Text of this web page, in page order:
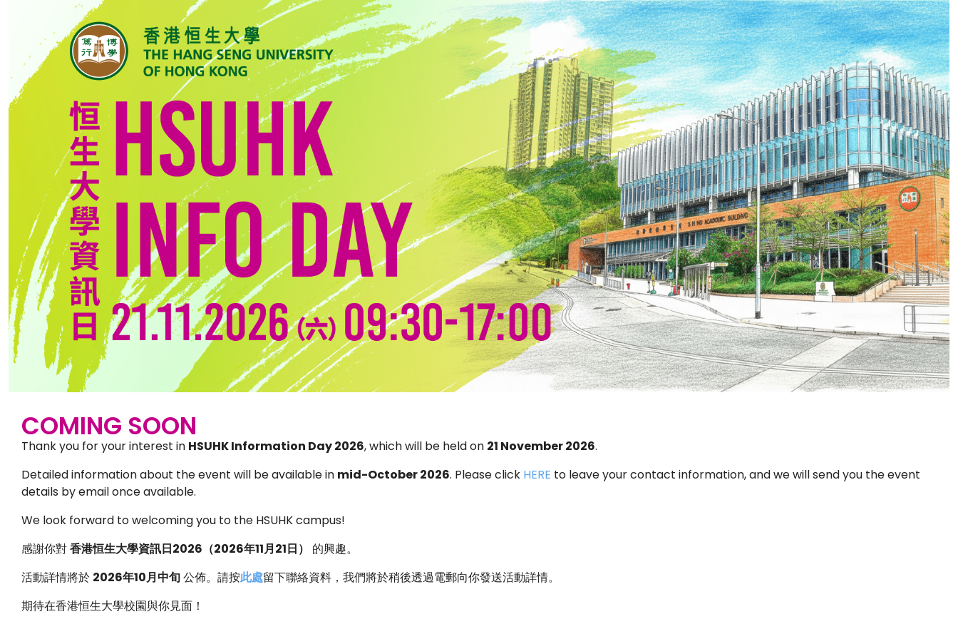
COMING SOON
Thank you for your interest in HSUHK Information Day 2026, which will be held on 21 November 2026.
Detailed information about the event will be available in mid-October 2026. Please click HERE to leave your contact information, and we will send you the event
details by email once available.
We look forward to welcoming you to the HSUHK campus!
感謝你對香港恒生大學資訊日2026 （2026年11月21日）
的興趣。
活動詳情將於 2026年10月中旬公佈。請按此處留下聯絡資料，我們將於稍後透過電郵向你發送活動詳情。
期待在香港恒生大學校園與你見面！